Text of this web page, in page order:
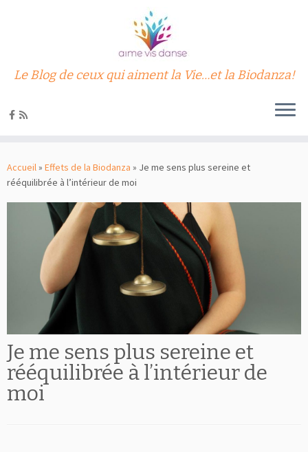
au
contenu
Le Blog de ceux qui aiment la Vie…et la Biodanza!
Accueil» Effets de la Biodanza » Je me sens plus sereine et
rééquilibrée à l’intérieur de moi
Je me sens plus sereine et
rééquilibrée à l’intérieur de
moi